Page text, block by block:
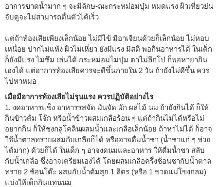
อาการขาดน้ำมาก ๆ จะมีลักษ-ณะกระหม่อมบุ๋ม หมดแรง ผิวเหี่ยวย่น
จับดูจะไม่สามารถตื่นตัวได้เร็ว
แต่ถ้าท้องเสียเพียงเล็กน้อย ไม่มีไข้ มีอาเจียนด้วยก็เล็กน้อย ไม่หอบ
เหนื่อย ปากไม่แห้ง ผิวไม่เหี่ยว ยังมีแรง มีสติ พอกินอาหารได้ ในเด็ก
ก็ยังมีแรง ไม่ซึม เล่นได้ กระหม่อมไม่บุ๋ม ตาไม่ลึกโบ๋ ก็พอหายากิน
เองได้ แต่อาการท้องเสียควรจะดีขึ้นภายใน 2 วัน ถ้ายังไม่ดีขึ้น ควร
ไปหาหมอ
เมื่อมีอาการท้องเสียไม่รุนแรง ควรปฏิบัติอย่างไร
1. งดอาหารแข็ง อาหารรสจัด มันจัด ผัก ผลไม้ นม ถ้ายังกินได้ ก็ให้
กินข้าวต้ม โจ๊ก หรือน้ำข้าวผสมเกลือร้อน ๆ แต่ถ้ากินไม่ได้หรือไม่
อยากกิน ก็ให้ชงกลูโคลินผสมน้ำและเกลือเล็กน้อย ถ้าหาไม่ได้ ก็อาจ
ใช้น้ำตาลทรายผสมกับเกลือก็ได้ หรืออาจดื่มน้ำชา (น้ำชาแก่ ๆ ช่วย
ได้มาก) ด้วยก็ได้ ในเด็ก ๆ อาจงดนมและอาหาร ให้ดื่มน้ำชา สลับ
กับน้ำเกลือ ซึ่งอาจเตรียมเองได้ โดยผสมเกลือครึ่งช้อนชากับน้ำตาล
ทราย 2 ช้อนโต๊ะ ผสมกับน้ำต้มสุก 1 ลิตร (หรือ 1 ขวดแม่โขงกลม)
แบ่งให้เด็กกินแทนนม